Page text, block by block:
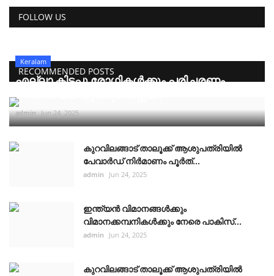
FOLLOW US
RECOMMENDED POSTS
Keralam
എല്ലാ കിടപ്പു രോഗികൾക്കും പരിചരണം
നിർണായക ചുവടുവെപ്പുമ...
admin Jun 24, 2025
കുറവിലങ്ങാട് താലൂക്ക് ആശുപത്രിയിൽ
പേവാർഡ് നിർമാണം പൂർത്...
admin Jun 24, 2025
ഇന്ത്യൻ വിമാനങ്ങൾക്കും
വിമാനക്കമ്പനികൾക്കും നേരെ പാകിസ്...
admin Jun 24, 2025
കുറവിലങ്ങാട് താലൂക്ക് ആശുപത്രിയിൽ